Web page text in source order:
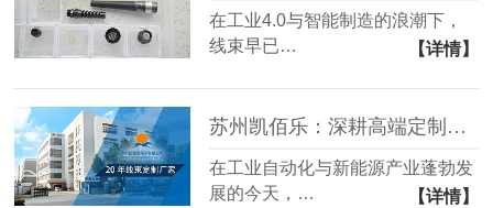
在工业4.0与智能制造的浪潮下，
线束早已…
【详情】
苏州凯佰乐：深耕高端定制领域的专业线束厂家
在工业自动化与新能源产业蓬勃发
展的今天，…
【详情】